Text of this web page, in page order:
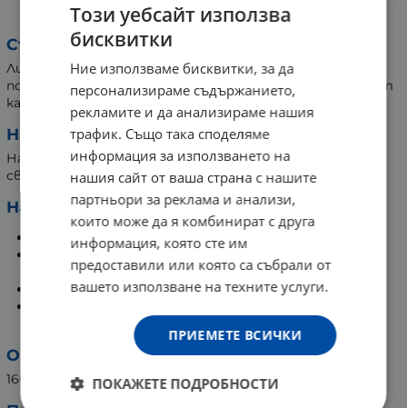
ДЕТОКСИКИРАЩ 160 г
Съставки:
Лист смокиня, мента, бреза, джинджифил, канела,
портокалови кори, корен коприва, мурсалски чай, жълт
кантарион, бял трън, невен, карамфил.
Начин на съхранение:
На сухо и проветриво място, без пряка слънчева
светлина.
Начин на употреба:
Сложете една пълна супена лъжица от чая.
Залейте с 200-300 мл прясно преварена гореща
Запарете за 5 минути.
Опаковка:
160 грама
Този уебсайт използва
бисквитки
Ние използваме бисквитки, за да
персонализираме съдържанието,
рекламите и да анализираме нашия
трафик. Също така споделяме
информация за използването на
нашия сайт от ваша страна с нашите
партньори за реклама и анализи,
които може да я комбинират с друга
информация, която сте им
предоставили или която са събрали от
вашето използване на техните услуги.
ПРИЕМЕТЕ ВСИЧКИ
ПОКАЖЕТЕ ПОДРОБНОСТИ